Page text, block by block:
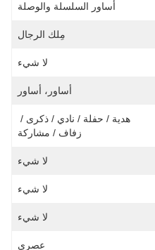
أساور السلسلة والوصلة
مِلك الرجال
لا شيء
أساور، أساور
زفاف / مشاركة
لا شيء
لا شيء
لا شيء
عصري